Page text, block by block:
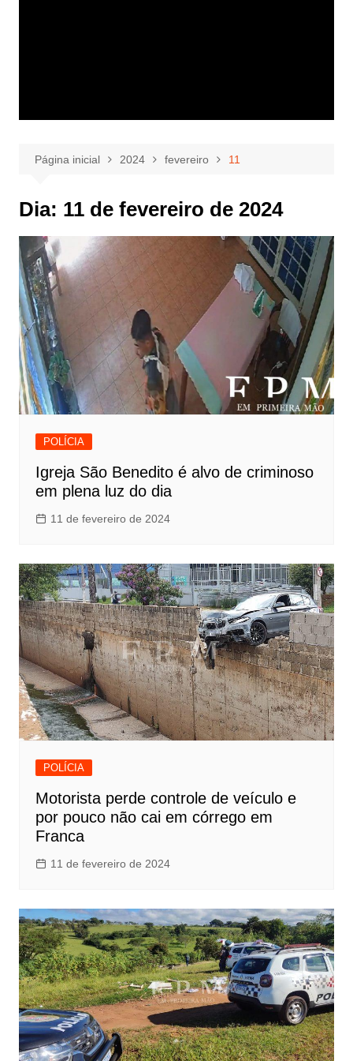
Página inicial 2024 fevereiro 11
Dia: 11 de fevereiro de 2024
POLÍCIA
Igreja São Benedito é alvo de criminoso
em plena luz do dia
11 de fevereiro de 2024
POLÍCIA
Motorista perde controle de veículo e
por pouco não cai em córrego em
Franca
11 de fevereiro de 2024